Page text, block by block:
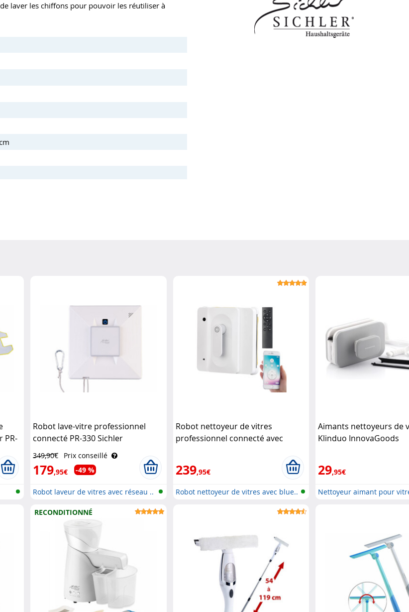
laver les chiffons pour pouvoir les réutiliser à
PR-
Robot lave-vitre professionnel
connecté PR-330 Sichler
Haushaltsgeräte
349,90€ Prix conseillé
179,95€ -49 %
Robot laveur de vitres avec réseau ..
Robot nettoyeur de vitres
professionnel connecté avec
239,95€
Robot nettoyeur de vitres avec blue..
Aimants nettoyeurs de
Klinduo InnovaGoods
29,95€
Nettoyeur aimant pour
RECONDITIONNÉ